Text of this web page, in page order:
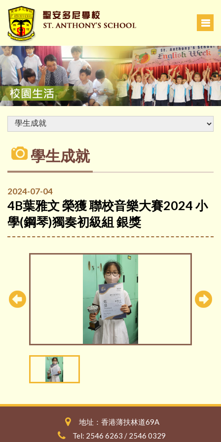
學生成就
2024-07-04
4B葉雅文 榮獲 聯校音樂大賽2024 小
學(鋼琴)獨奏初級組 銀獎
地址：香港薄扶林道69A
Tel: 2546 6263 / 2546 0329